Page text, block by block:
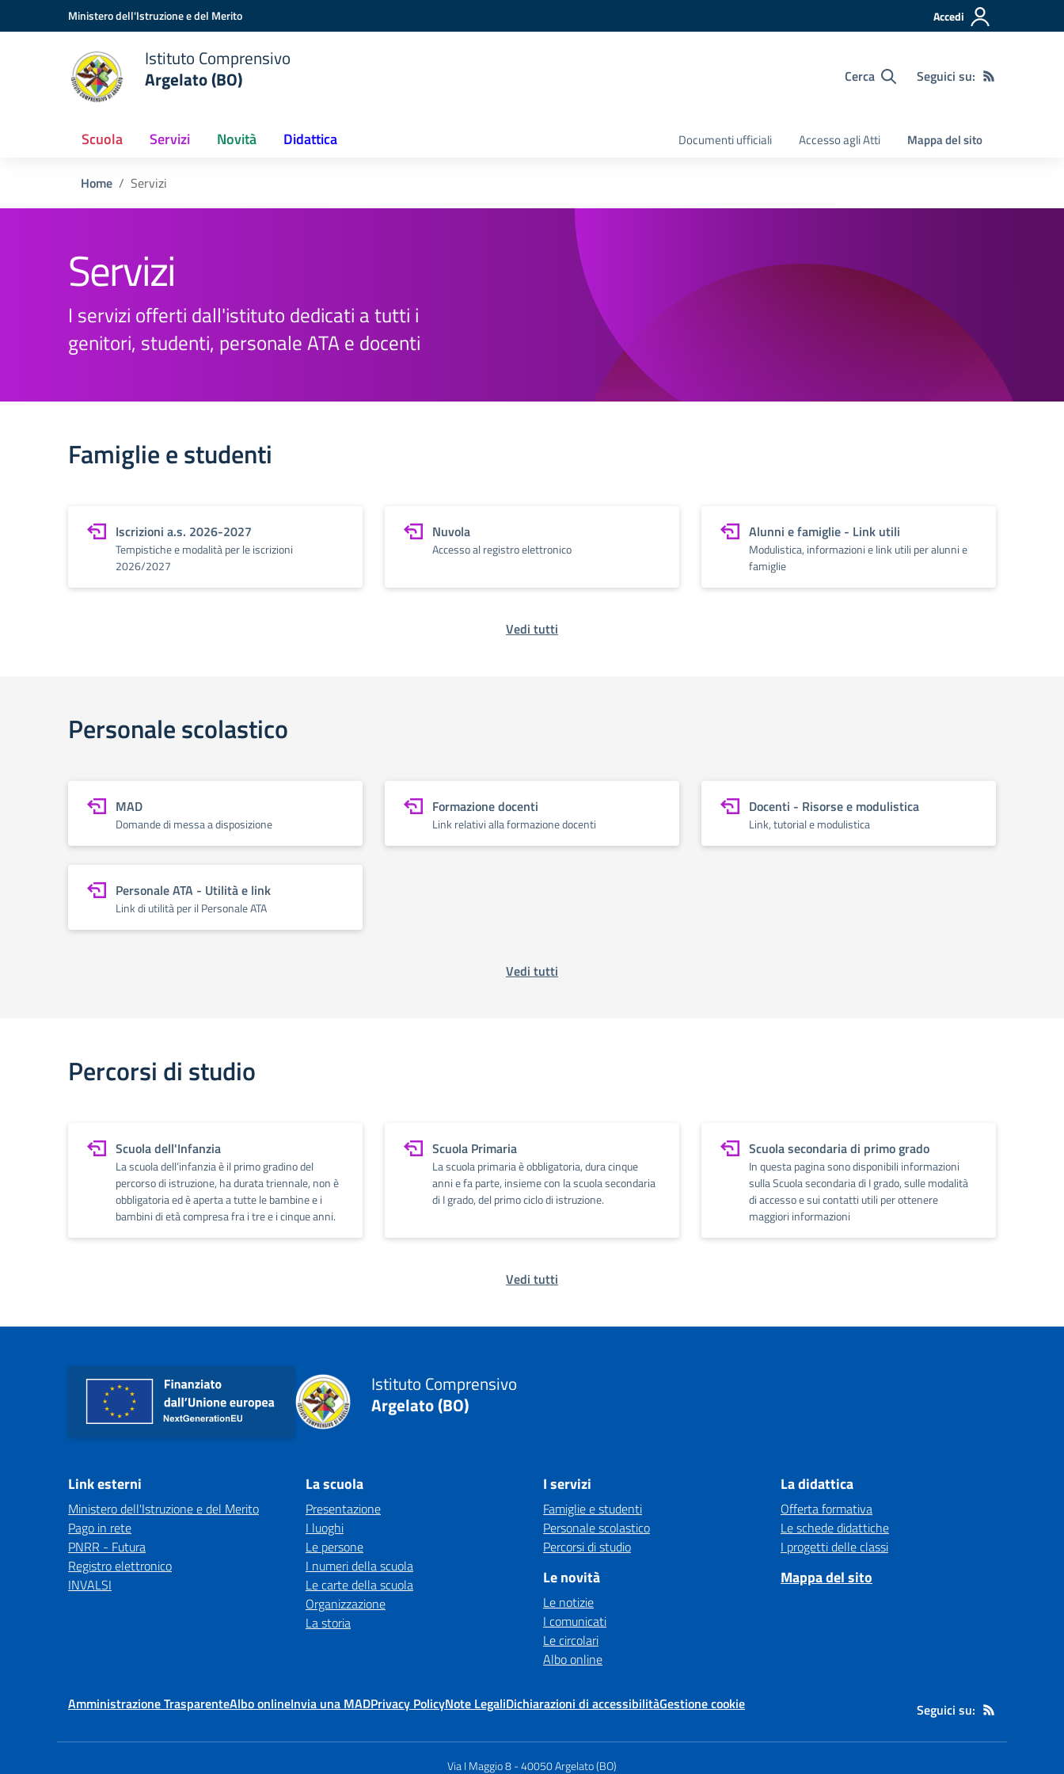
Vai ai contenuti
Vai al menu di navigazioneMinistero dell'Istruzione e del Merito Accedi
Istituto Comprensivo
Argelato (BO)
Cerca Seguici su:
Scuola Servizi Novità Didattica Documenti ufficiali Accesso agli Atti Mappa del sito
Home Servizi
Servizi
I servizi offerti dall'istituto dedicati a tutti i
genitori, studenti, personale ATA e docenti
Famiglie e studenti
Iscrizioni a.s. 2026-2027
Tempistiche e modalità per le iscrizioni
2026/2027
Nuvola
Accesso al registro elettronico
Alunni e famiglie - Link utili
Modulistica, informazioni e link utili per alunni e
famiglie
Vedi tutti
Personale scolastico
MAD
Domande di messa a disposizione
Formazione docenti
Link relativi alla formazione docenti
Docenti - Risorse e modulistica
Link, tutorial e modulistica
Personale ATA - Utilità e link
Link di utilità per il Personale ATA
Vedi tutti
Percorsi di studio
Scuola dell'Infanzia
La scuola dell’infanzia è il primo gradino del
percorso di istruzione, ha durata triennale, non è
obbligatoria ed è aperta a tutte le bambine e i
bambini di età compresa fra i tre e i cinque anni.
Scuola Primaria
La scuola primaria è obbligatoria, dura cinque
anni e fa parte, insieme con la scuola secondaria
di I grado, del primo ciclo di istruzione.
Scuola secondaria di primo grado
In questa pagina sono disponibili informazioni
sulla Scuola secondaria di I grado, sulle modalità
di accesso e sui contatti utili per ottenere
maggiori informazioni
Vedi tutti
Istituto Comprensivo
Argelato (BO)
Link esterni
Ministero dell'Istruzione e del Merito
Pago in rete
PNRR - Futura
Registro elettronico
INVALSI
La scuola
Presentazione
I luoghi
Le persone
I numeri della scuola
Le carte della scuola
Organizzazione
La storia
I servizi
Famiglie e studenti
Personale scolastico
Percorsi di studio
Le novità
Le notizie
I comunicati
Le circolari
Albo online
La didattica
Offerta formativa
Le schede didattiche
I progetti delle classi
Mappa del sito
Amministrazione TrasparenteAlbo onlineInvia una MADPrivacy PolicyNote LegaliDichiarazioni di accessibilitàGestione cookie Seguici su:
Via I Maggio 8-40050 Argelato (BO)